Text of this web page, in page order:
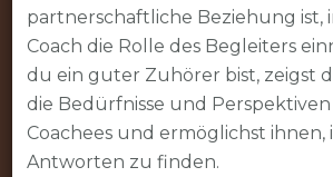
partnerschaftliche Beziehung ist,
Coach die Rolle des Begleiters
du ein guter Zuhörer bist, zeigst
die Bedürfnisse und
Coachees und ermöglichst ihnen,
Antworten zu finden.